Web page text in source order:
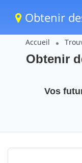
Obtenir
Accueil
Obtenir
Vos